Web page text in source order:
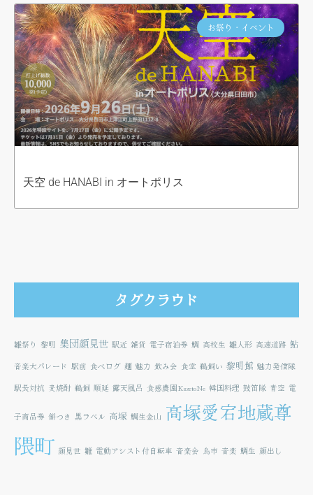
お祭り・イベント
天空 de HANABI in オートポリス
タグクラウド
雛祭り 黎明 集団顔見世 駅近 雑貨 電子宿泊券 鯛 高校生 雛人形 高速道路 鮎
音楽大パレード 駅前 食べログ 麺 魅力 飲み会 食堂 鵜飼い 黎明館 魅力発信隊
駅長対抗 麦焼酎 鵜飼 順延 露天風呂 食感農園KazetoNe 韓国料理 鼓笛隊 青空 電
子商品券 餅つき 黒ラベル 高塚 鯛生金山 高塚愛宕地蔵尊
隈町 顔見世 雛 電動アシスト付自転車 音楽会 鳥市 音楽 鯛生 顔出し